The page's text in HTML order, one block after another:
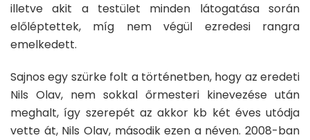
illetve akit a testület minden látogatása során
előléptettek, míg nem végül ezredesi rangra
emelkedett.
Sajnos egy szürke folt a történetben, hogy az eredeti
Nils Olav, nem sokkal őrmesteri kinevezése után
meghalt, így szerepét az akkor kb két éves utódja
vette át, Nils Olav, második ezen a néven. 2008-ban